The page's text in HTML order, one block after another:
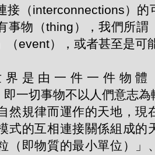
接（interconnections）的
事物（thing），我們所謂
（event），或者甚至是可
界是由一件一件物體
即一切事物不以人們意志
然規律而運作的天地，現
式的互相連接關係組成的
（即物質的最小單位）」